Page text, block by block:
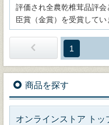
評価され全農乾椎茸品評
臣賞（金賞）を受賞してい
1
商品を探す
オンラインストア トッ